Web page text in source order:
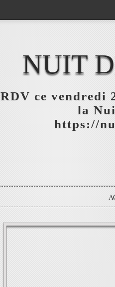
NUIT
RDV ce vendredi
la
https://